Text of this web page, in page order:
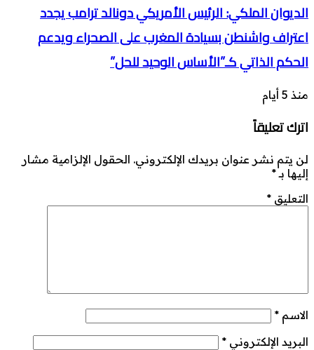
الديوان الملكي: الرئيس الأمريكي دونالد ترامب يجدد
اعتراف واشنطن بسيادة المغرب على الصحراء ويدعم
الحكم الذاتي كـ”الأساس الوحيد للحل”
منذ 5 أيام
اترك تعليقاً
لن يتم نشر عنوان بريدك الإلكتروني. الحقول الإلزامية مشار
إليها بـ*
التعليق *
الاسم *
البريد الإلكتروني *